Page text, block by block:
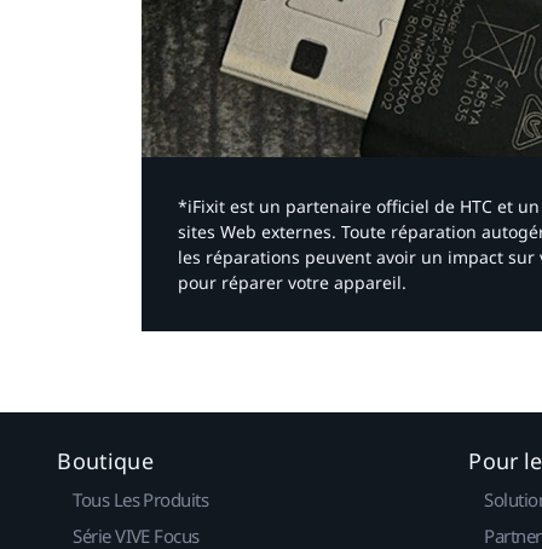
*iFixit est un partenaire officiel de HTC et
sites Web externes. Toute réparation
les réparations peuvent avoir un impact
pour réparer votre appareil.​
Boutique
Tous Les Produits
Série VIVE Focus
Pour